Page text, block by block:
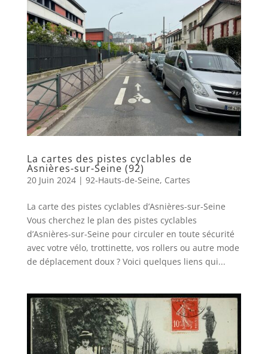
La cartes des pistes cyclables de
Asnières-sur-Seine (92)
20 Juin 2024| 92-Hauts-de-Seine, Cartes
La carte des pistes cyclables d’Asnières-sur-Seine
Vous cherchez le plan des pistes cyclables
d’Asnières-sur-Seine pour circuler en toute sécurité
avec votre vélo, trottinette, vos rollers ou autre mode
de déplacement doux ? Voici quelques liens qui...